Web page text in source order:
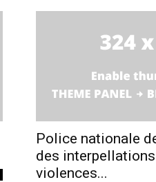
Police nationale
des
violences...